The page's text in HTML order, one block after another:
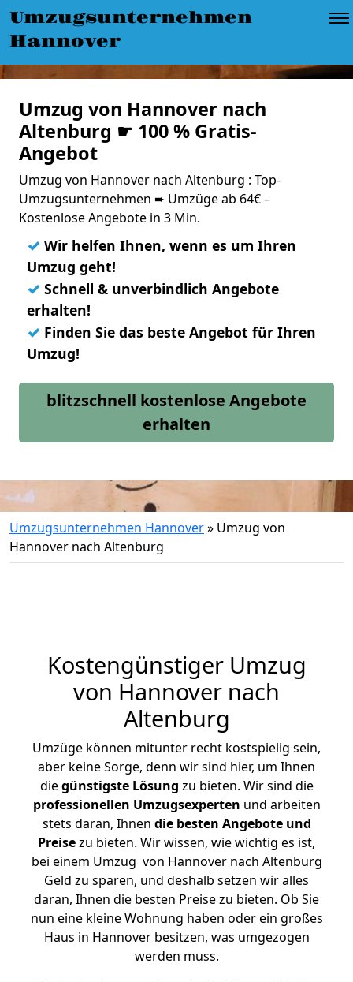
Umzugsunternehmen
Hannover
Umzug von Hannover nach
Altenburg ☛ 100 % Gratis-
Angebot
Umzug von Hannover nach Altenburg : Top-
Umzugsunternehmen ➨ Umzüge ab 64€ –
Kostenlose Angebote in 3 Min.
✓ Wir helfen Ihnen, wenn es um Ihren
Umzug geht!
✓ Schnell & unverbindlich Angebote
erhalten!
✓ Finden Sie das beste Angebot für Ihren
Umzug!
blitzschnell kostenlose Angebote
erhalten
Umzugsunternehmen Hannover» Umzug von
Hannover nach Altenburg
Kostengünstiger Umzug
von Hannover nach
Altenburg
Umzüge können mitunter recht kostspielig sein,
aber keine Sorge, denn wir sind hier, um Ihnen
diegünstigste Lösung zu bieten. Wir sind die
professionellen Umzugsexperten und arbeiten
stets daran, Ihnen die besten Angebote und
Preisezu bieten. Wir wissen, wie wichtig es ist,
bei einem Umzug von Hannover nach Altenburg
Geld zu sparen, und deshalb setzen wir alles
daran, Ihnen die besten Preise zu bieten. Ob Sie
nun eine kleine Wohnung haben oder ein großes
Haus in Hannover besitzen, was umgezogen
werden muss.